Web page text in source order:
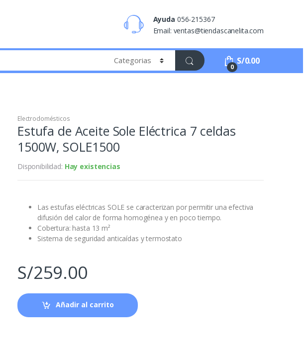
Ayuda 056-215367
Email: ventas@tiendascanelita.com
0
S/0.00
Electrodomésticos
Estufa de Aceite Sole Eléctrica 7 celdas
1500W, SOLE1500
Disponibilidad: Hay existencias
Las estufas eléctricas SOLE se caracterizan por permitir una efectiva
difusión del calor de forma homogénea y en poco tiempo.
Cobertura: hasta 13 m²
Sistema de seguridad anticaídas y termostato
S/259.00
Añadir al carrito